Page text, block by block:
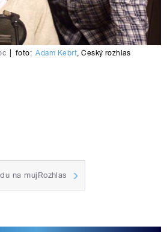
foto: Adam Kebrt,Český rozhlas
na mujRozhlas